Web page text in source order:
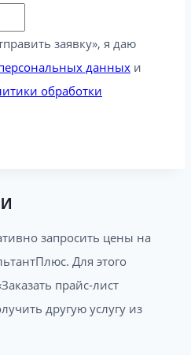
заявку», я даю
данных и
обработки
запросить цены на
Для этого
прайс-лист
другую услугу из